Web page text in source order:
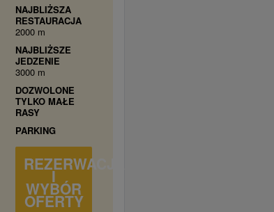
NAJBLIŻSZA
RESTAURACJA
2000 m
NAJBLIŻSZE
JEDZENIE
3000 m
DOZWOLONE
TYLKO MAŁE
RASY
PARKING
REZERWACJA
I
WYBÓR
OFERTY